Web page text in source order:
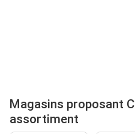
Magasins proposant
assortiment